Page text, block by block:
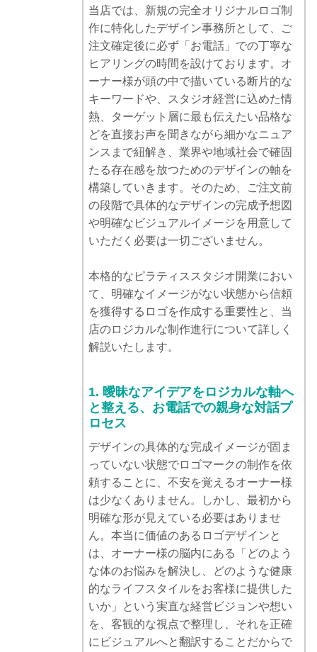
当店では、新規の完全オリジナルロゴ制
作に特化したデザイン事務所として、ご
注文確定後に必ず「お電話」での丁寧な
ヒアリングの時間を設けております。オ
ーナー様が頭の中で描いている断片的な
キーワードや、スタジオ経営に込めた情
熱、ターゲット層に最も伝えたい品格な
どを直接お声を聞きながら細かなニュア
ンスまで紐解き、業界や地域社会で確固
たる存在感を放つためのデザインの軸を
構築していきます。そのため、ご注文前
の段階で具体的なデザインの完成予想図
や明確なビジュアルイメージを用意して
いただく必要は一切ございません。
本格的なピラティススタジオ開業におい
て、明確なイメージがない状態から信頼
を獲得するロゴを作成する重要性と、当
店のロジカルな制作進行について詳しく
解説いたします。
1. 曖昧なアイデアをロジカルな軸へ
と整える、お電話での親身な対話プ
ロセス
デザインの具体的な完成イメージが固ま
っていない状態でロゴマークの制作を依
頼することに、不安を覚えるオーナー様
は少なくありません。しかし、最初から
明確な形が見えている必要はありませ
ん。本当に価値のあるロゴデザインと
は、オーナー様の脳内にある「どのよう
な体のお悩みを解決し、どのような健康
的なライフスタイルをお客様に提供した
いか」という実直な経営ビジョンや想い
を、客観的な視点で整理し、それを正確
にビジュアルへと翻訳することだからで